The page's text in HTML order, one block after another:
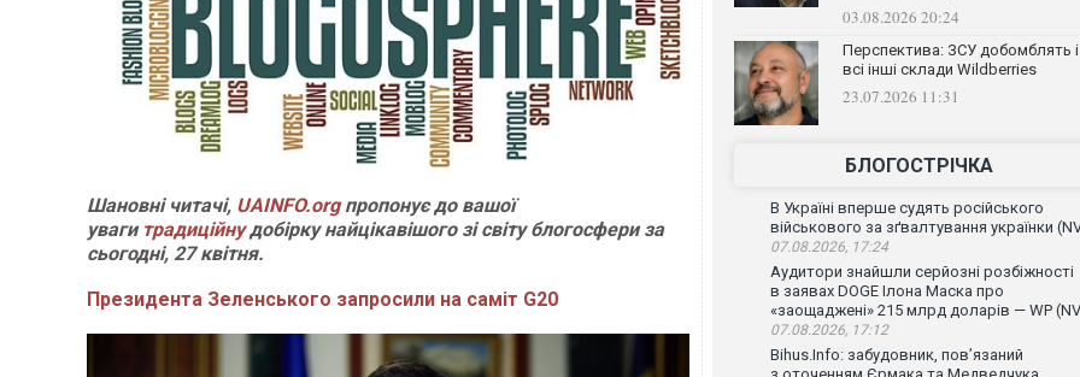
Шановні читачі, UAINFO.orgпропонує до вашої
уваги традиційнудобірку найцікавішого зі світу блогосфери за
сьогодні, 27 квітня.
Президента Зеленського запросили на саміт G20
03.08.2026 20:24
Перспектива: ЗСУ добомблять і
всі інші склади Wildberries
23.07.2026 11:31
БЛОГОСТРІЧКА
В Україні вперше судять російського
військового за зґвалтування українки
07.08.2026, 17:24
Аудитори знайшли серйозні розбіжності
в заявах DOGE Ілона Маска про
«заощаджені» 215 млрд доларів — WP
07.08.2026, 17:12
Bihus.Info: забудовник, пов’язаний